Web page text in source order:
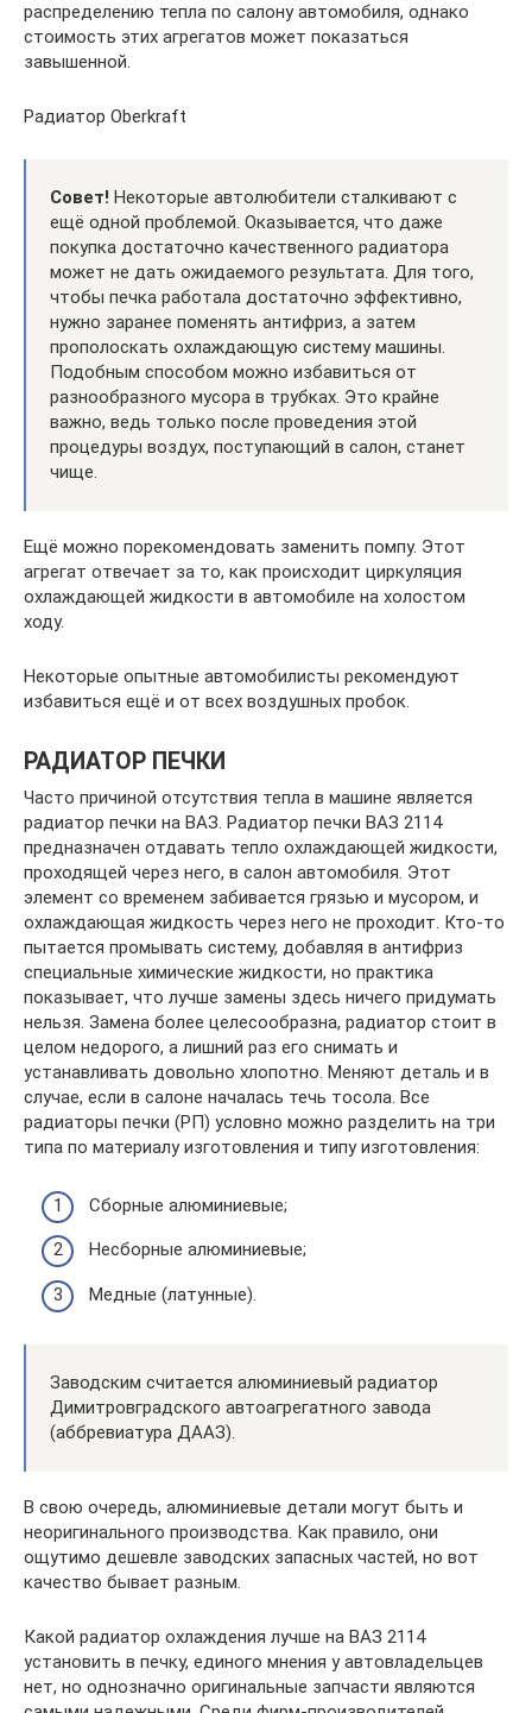
распределению тепла по салону автомобиля, однако
стоимость этих агрегатов может показаться
завышенной.
Радиатор Oberkraft
Совет! Некоторые автолюбители сталкивают с
ещё одной проблемой. Оказывается, что даже
покупка достаточно качественного радиатора
может не дать ожидаемого результата. Для того,
чтобы печка работала достаточно эффективно,
нужно заранее поменять антифриз, а затем
прополоскать охлаждающую систему машины.
Подобным способом можно избавиться от
разнообразного мусора в трубках. Это крайне
важно, ведь только после проведения этой
процедуры воздух, поступающий в салон, станет
чище.
Ещё можно порекомендовать заменить помпу. Этот
агрегат отвечает за то, как происходит циркуляция
охлаждающей жидкости в автомобиле на холостом
ходу.
Некоторые опытные автомобилисты рекомендуют
избавиться ещё и от всех воздушных пробок.
РАДИАТОР ПЕЧКИ
Часто причиной отсутствия тепла в машине является
радиатор печки на ВАЗ. Радиатор печки ВАЗ 2114
предназначен отдавать тепло охлаждающей жидкости,
проходящей через него, в салон автомобиля. Этот
элемент со временем забивается грязью и мусором, и
охлаждающая жидкость через него не проходит. Кто-то
пытается промывать систему, добавляя в антифриз
специальные химические жидкости, но практика
показывает, что лучше замены здесь ничего придумать
нельзя. Замена более целесообразна, радиатор стоит в
целом недорого, а лишний раз его снимать и
устанавливать довольно хлопотно. Меняют деталь и в
случае, если в салоне началась течь тосола. Все
радиаторы печки (РП) условно можно разделить на три
типа по материалу изготовления и типу изготовления:
Сборные алюминиевые;
Несборные алюминиевые;
Медные (латунные).
Заводским считается алюминиевый радиатор
Димитровградского автоагрегатного завода
(аббревиатура ДААЗ).
В свою очередь, алюминиевые детали могут быть и
неоригинального производства. Как правило, они
ощутимо дешевле заводских запасных частей, но вот
качество бывает разным.
Какой радиатор охлаждения лучше на ВАЗ 2114
установить в печку, единого мнения у автовладельцев
нет, но однозначно оригинальные запчасти являются